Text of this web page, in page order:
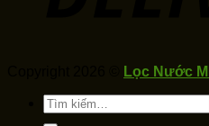
Lọc Nước
Tìm
kiếm: